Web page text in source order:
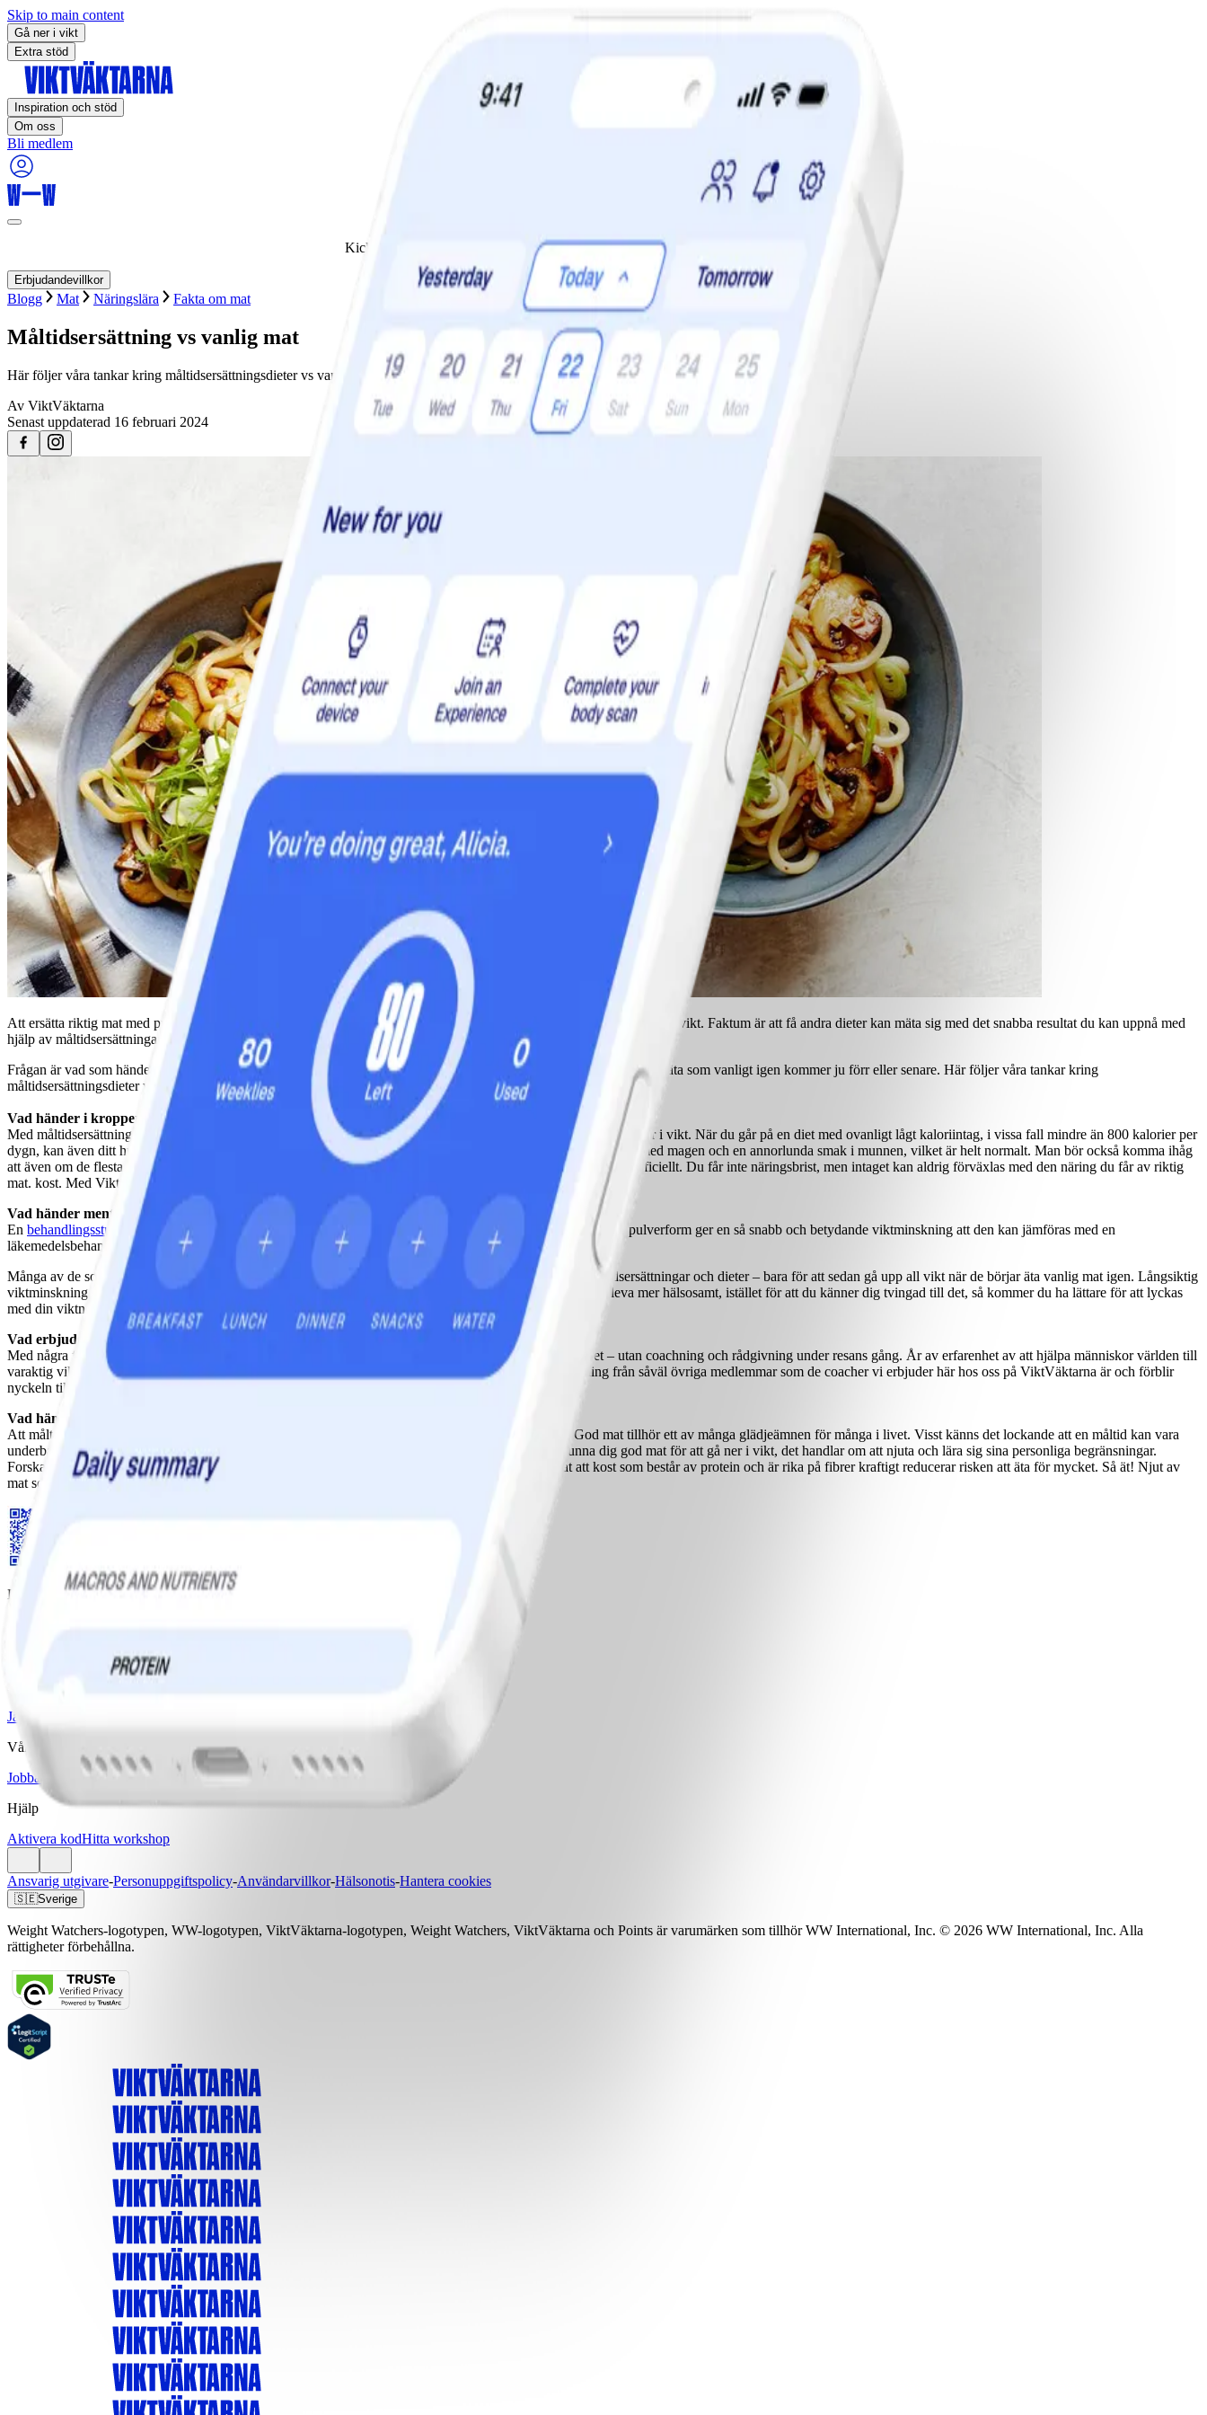
Skip to main content
Gå ner i vikt
Extra stöd
Inspiration och stöd
Om oss
Bli medlem
Kickstarta din viktminskningsresa nu! Spara 50% när du tecknar 12 månaders medlemskap.
Erbjudandevillkor
Blogg Mat Näringslära Fakta om mat
Måltidsersättning vs vanlig mat
Här följer våra tankar kring måltidsersättningsdieter vs vanlig mat – det vill säga ViktVäktarna® – och våra resonemang kring hållbar hälsa.
Av ViktVäktarna
Senast uppdaterad 16 februari 2024
Att ersätta riktig mat med proteinpulver, proteinbars, soppor eller annan måltidsersättning är ett effektivt sätt att gå ner i vikt. Faktum är att få andra dieter kan mäta sig med det snabba resultat du kan uppnå med
hjälp av måltidsersättningar av olika slag.
Frågan är vad som händer, fysiskt och mentalt, när du väl börjar äta vanlig mat igen. För dagen när du behöver börja äta som vanligt igen kommer ju förr eller senare. Här följer våra tankar kring
måltidsersättningsdieter vs vanlig mat – det vill säga ViktVäktarna – och våra resonemang kring hållbar hälsa.
Vad händer i kroppen när du går på en diet?
Med måltidsersättningsdieter förbrukar kroppen sitt förråd av kolhydrater och vatten, vilket gör att du snabbt tappar i vikt. När du går på en diet med ovanligt lågt kaloriintag, i vissa fall mindre än 800 kalorier per
dygn, kan även ditt humör och din energi påverkas. Du kan känna dig frusen, trött, få ont i huvudet, få problem med magen och en annorlunda smak i munnen, vilket är helt normalt. Man bör också komma ihåg
att även om de flesta måltidsersättningar innehåller alla nödvändiga näringsämnen så är kosttillskotten tillsatta artificiellt. Du får inte näringsbrist, men intaget kan aldrig förväxlas med den näring du får av riktig
mat. kost. Med Viktväktarna äter du dig mätt på vanlig mat, varje dag och går ändå ner i vikt.
Vad händer mentalt?
En behandlingsstudie
med drygt 300 patienter visar att behandling av feta patienter med extrem lågkaloridiet i pulverform ger en så snabb och betydande viktminskning att den kan jämföras med en
läkemedelsbehandling. Problemet när man rasar så snabbt i vikt är att huvudet inte hänger med.
Många av de som kommer till oss på ViktVäktarna har gått ner snabbt och mycket i vikt med hjälp av måltidsersättningar och dieter – bara för att sedan gå upp all vikt när de börjar äta vanlig mat igen. Långsiktig
viktminskning handlar om att förändra synen på mat och hälsa från grunden. När du väl bestämt dig för att leva mer hälsosamt, istället för att du känner dig tvingad till det, så kommer du ha lättare för att lyckas
med din viktnedgång/viktminskning.
Vad erbjuds socialt?
Med några få undantag är måltidsersättningar gör-det-själv-metoder. Du vet vad du ska äta och du äter det – utan coachning och rådgivning under resans gång. År av erfarenhet av att hjälpa människor världen till
varaktig viktnedgång har emellertid visat oss att detta är ett vanskligt tillvägagångssätt. Stöd och coachning från såväl övriga medlemmar som de coacher vi erbjuder här hos oss på ViktVäktarna är och förblir
nyckeln till våra medlemmars framgång.
Vad händer med livskvalitén?
Att måltidsersättningar bidrar till snabb och effektiv viktnedgång vet vi – men på bekostnad av vad? God mat tillhör ett av många glädjeämnen för många i livet. Visst känns det lockande att en måltid kan vara
underbart/underbar när en måltid är social, positiv och består av en njutning? Du behöver inte sluta unna dig god mat för att gå ner i vikt, det handlar om att njuta och lära sig sina personliga begränsningar.
Forskare vid Sussex University har i en
av flera försök med viktminskning konstaterat att kost som består av protein och är rika på fibrer kraftigt reducerar risken att äta för mycket. Så ät! Njut av
mat som kroppen mår bra av och unna dig – då lyckas du också på sikt.
Ladda ner WW-appen
Bas+ KlimakterietGLP-1 Stöd
Jämför program & priser
Vårt företag
Jobba med oss
Hjälp
Aktivera kodHitta workshop
Ansvarig utgivare-Personuppgiftspolicy-Användarvillkor-Hälsonotis-Hantera cookies
🇸🇪Sverige
Weight Watchers-logotypen, WW-logotypen, ViktVäktarna-logotypen, Weight Watchers, ViktVäktarna och Points är varumärken som tillhör WW International, Inc. © 2026 WW International, Inc. Alla
rättigheter förbehållna.